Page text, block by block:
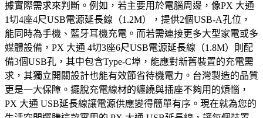
據實際需求來判斷。例如，若主要用於電腦周邊，像PX 大通
1切4座4尺USB電源延長線（1.2M），提供2個USB-A孔位，
能同時為手機、藍牙耳機充電。而若需連接更多大型家電或多
媒體設備，PX 大通 4切3座6尺USB電源延長線（1.8M）則配
備3個USB孔，其中包含Type-C埠，能應對新舊裝置的充電需
求，其獨立開關設計也能有效節省待機電力。台灣製造的品質
更是一大保障。擺脫充電線材的纏繞與插座不夠用的煩惱，
PX 大通 USB延長線讓電源供應變得簡單有序。現在就為您的